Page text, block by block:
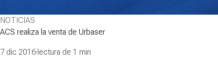
NOTICIAS
ACS realiza la venta de Urbaser
7 dic 2016· lectura de 1 min